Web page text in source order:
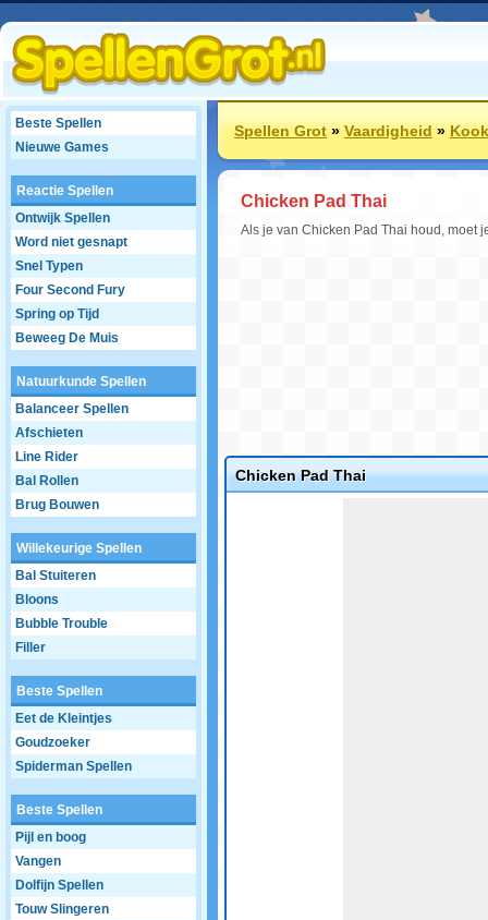
Beste Spellen
Nieuwe Games
Reactie Spellen
Ontwijk Spellen
Word niet gesnapt
Snel Typen
Four Second Fury
Spring op Tijd
Beweeg De Muis
Natuurkunde Spellen
Balanceer Spellen
Afschieten
Line Rider
Bal Rollen
Brug Bouwen
Willekeurige Spellen
Bal Stuiteren
Bloons
Bubble Trouble
Filler
Beste Spellen
Eet de Kleintjes
Goudzoeker
Spiderman Spellen
Beste Spellen
Pijl en boog
Vangen
Dolfijn Spellen
Touw Slingeren
Spellen Grot»Vaardigheid»
Chicken Pad Thai
Als je van Chicken Pad Thai houd, moet
Chicken Pad Thai